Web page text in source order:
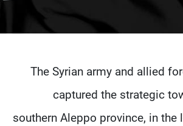
The Syrian army and allied
captured the strategic
southern Aleppo province, in the
تواصل معنا
سياسة الخصوصية